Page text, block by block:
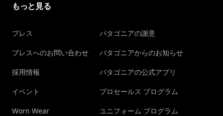
もっと見る
プレス
プレスへのお問い合わせ
採用情報
イベント
Worn Wear
パタゴニアの謝意
パタゴニアからのお知らせ
パタゴニアの公式アプリ
プロセールス プログラム
ユニフォーム プログラム